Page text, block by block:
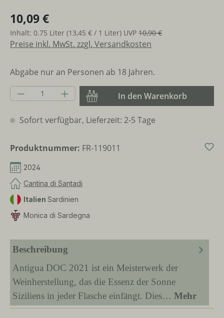
10,09 €
Inhalt: 0.75 Liter (13,45 € / 1 Liter) UVP 10,90 €
Preise inkl. MwSt. zzgl. Versandkosten
Abgabe nur an Personen ab 18 Jahren.
Produkt Anzahl: Gib den gewünschten
In den Warenkorb
Sofort verfügbar, Lieferzeit: 2-5 Tage
Produktnummer: FR-119011
2024
Cantina di Santadi
Italien Sardinien
Monica di Sardegna
Beschreibung
Antigua DOC 2021 ist ein Meisterwerk der
Weinherstellung, das die Essenz der Sonne
Siziliens in jeder Flasche einfängt. Dies… Mehr